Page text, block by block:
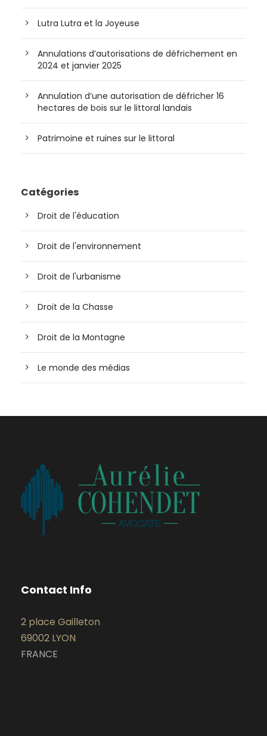
Lutra Lutra et la Joyeuse
Annulations d’autorisations de défrichement en
2024 et janvier 2025
Annulation d’une autorisation de défricher 16
hectares de bois sur le littoral landais
Patrimoine et ruines sur le littoral
Catégories
Droit de l'éducation
Droit de l'environnement
Droit de l'urbanisme
Droit de la Chasse
Droit de la Montagne
Le monde des médias
Contact Info
2 place Gailleton
69002 LYON
FRANCE